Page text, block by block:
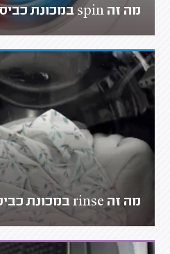
מה זה spin במכונת כביסה?
מה זה rinse במכונת כביסה?